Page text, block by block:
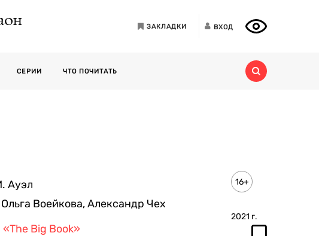
ЗАКЛАДКИ ВХОД
СЕРИИ ЧТО ПОЧИТАТЬ
Ауэл
Ольга Воейкова,Александр Чех
16+
2021 г.
«The Big Book»